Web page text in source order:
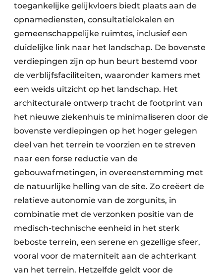
toegankelijke gelijkvloers biedt plaats aan de
opnamediensten, consultatielokalen en
gemeenschappelijke ruimtes, inclusief een
duidelijke link naar het landschap. De bovenste
verdiepingen zijn op hun beurt bestemd voor
de verblijfsfaciliteiten, waaronder kamers met
een weids uitzicht op het landschap. Het
architecturale ontwerp tracht de footprint van
het nieuwe ziekenhuis te minimaliseren door de
bovenste verdiepingen op het hoger gelegen
deel van het terrein te voorzien en te streven
naar een forse reductie van de
gebouwafmetingen, in overeenstemming met
de natuurlijke helling van de site. Zo creëert de
relatieve autonomie van de zorgunits, in
combinatie met de verzonken positie van de
medisch-technische eenheid in het sterk
beboste terrein, een serene en gezellige sfeer,
vooral voor de materniteit aan de achterkant
van het terrein. Hetzelfde geldt voor de